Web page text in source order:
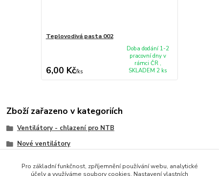
Teplovodivá pasta 002
6,00 Kč/ks
Doba dodání 1-2
pracovní dny v
rámci ČR ,
SKLADEM 2 ks
Zboží zařazeno v kategoriích
Ventilátory - chlazení pro NTB
Nové ventilátory
Pro základní funkčnost, zpříjemnění používání webu, analytické
účely a využíváme soubory cookies. Nastavení vlastních